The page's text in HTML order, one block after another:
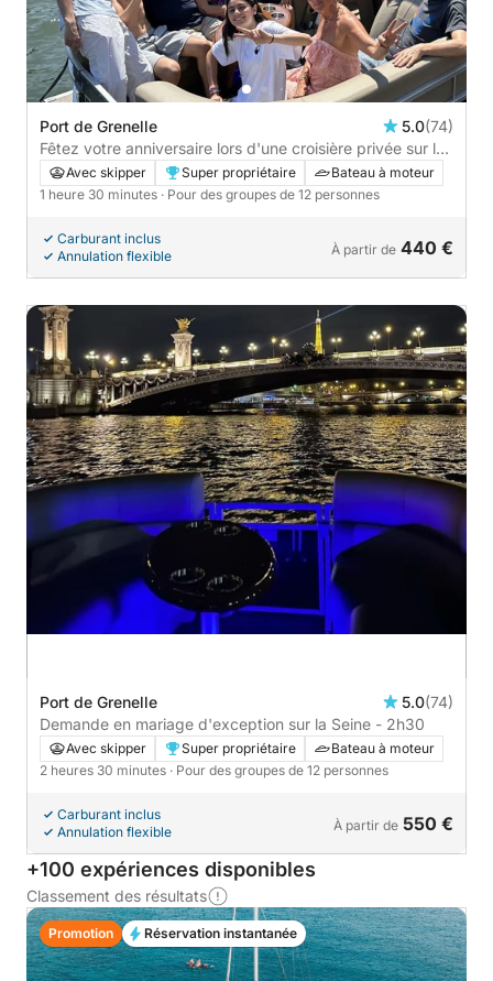
Port de Grenelle 5.0(74)
Fêtez votre anniversaire lors d'une croisière privée sur la
Seine - 1h30
Avec skipper Super propriétaire
Bateau à moteur
1 heure 30 minutes · Pour des groupes de 12 personnes
Carburant inclus
Annulation flexible
À partir de 440 €
Port de Grenelle 5.0(74)
Demande en mariage d'exception sur la Seine - 2h30
Avec skipper Super propriétaire
Bateau à moteur
2 heures 30 minutes · Pour des groupes de 12 personnes
Carburant inclus
Annulation flexible
À partir de 550 €
+100 expériences disponibles
Classement des résultats
Promotion Réservation instantanée